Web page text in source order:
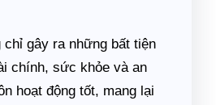
gây ra những bất tiện
chính, sức khỏe và an
hoạt động tốt, mang lại